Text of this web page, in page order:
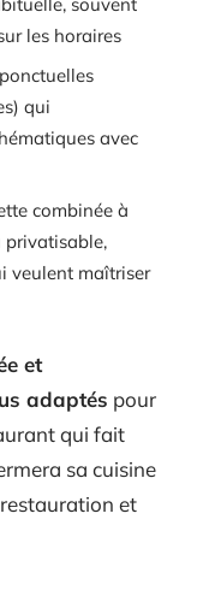
les horaires
qui
avec
combinée à
privatisable,
veulent maîtriser
et
adaptés pour
qui fait
sa cuisine
et